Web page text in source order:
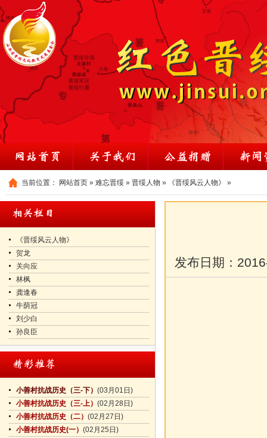
当前位置： 网站首页 » 难忘晋绥 » 晋绥人物 » 《晋绥风云人物》 »
《晋绥风云人物》
贺龙
关向应
林枫
龚逢春
牛荫冠
刘少白
孙良臣
小善村抗战历史（三-下） (03月01日)
小善村抗战历史（三-上） (02月28日)
小善村抗战历史（二） (02月27日)
小善村抗战历史(一） (02月25日)
发布日期：